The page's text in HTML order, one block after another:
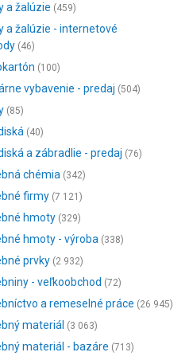
a žalúzie (459)
a žalúzie - internetové
(46)
(100)
vybavenie - predaj (504)
(85)
(40)
a zábradlie - predaj (76)
chémia (342)
firmy (7 121)
hmoty (329)
hmoty - výroba (338)
prvky (2 932)
- veľkoobchod (72)
a remeselné práce (26 945)
materiál (3 063)
materiál - bazáre (713)